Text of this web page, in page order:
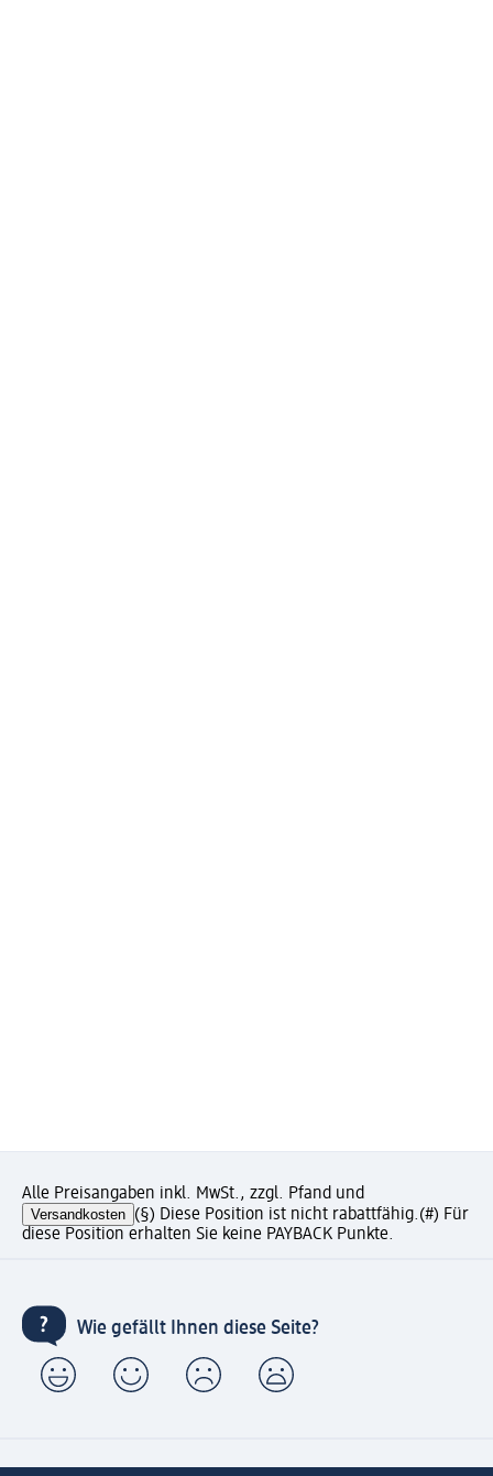
Alle Preisangaben inkl. MwSt., zzgl. Pfand und
Versandkosten (§) Diese Position ist nicht rabattfähig.(#) Für
diese Position erhalten Sie keine PAYBACK Punkte.
Wie gefällt Ihnen diese Seite?